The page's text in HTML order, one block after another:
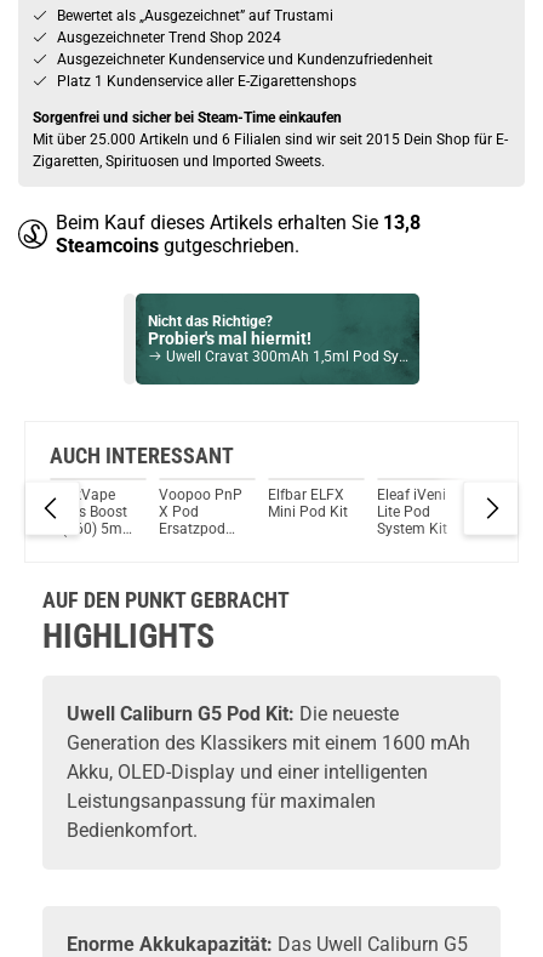
Bewertet als „Ausgezeichnet” auf Trustami
Ausgezeichneter Trend Shop 2024
Ausgezeichneter Kundenservice und Kundenzufriedenheit
Platz 1 Kundenservice aller E-Zigarettenshops
Sorgenfrei und sicher bei Steam-Time einkaufen
Mit über 25.000 Artikeln und 6 Filialen sind wir seit 2015 Dein Shop für E-
Zigaretten, Spirituosen und Imported Sweets.
Beim Kauf dieses Artikels erhalten Sie 13,8
Steamcoins gutgeschrieben.
Nicht das Richtige?
Probier's mal hiermit!
Uwell Cravat 300mAh 1,5ml Pod System Kit Grau
GeekVape Aegis Mini 2 3,5ml 100W 2500mAh Kit inkl. Z Nano 2 Tank Grau
Du willst Kröten sparen?
Schau mal hier!
Suorin Trio85 5ml 85 W Pod System Kit Blau
AUCH INTERESSANT
GeekVape
Aegis Boost
2 (B60) 5ml
Voopoo PnP
X Pod
Ersatzpod
Elfbar ELFX
Mini Pod Kit
Eleaf iVeni
Lite Pod
System Kit
VooPoo
Vinci X
AUF DEN PUNKT GEBRACHT
HIGHLIGHTS
Uwell Caliburn G5 Pod Kit: Die neueste
Generation des Klassikers mit einem 1600 mAh
Akku, OLED-Display und einer intelligenten
Leistungsanpassung für maximalen
Bedienkomfort.
Enorme Akkukapazität: Das Uwell Caliburn G5